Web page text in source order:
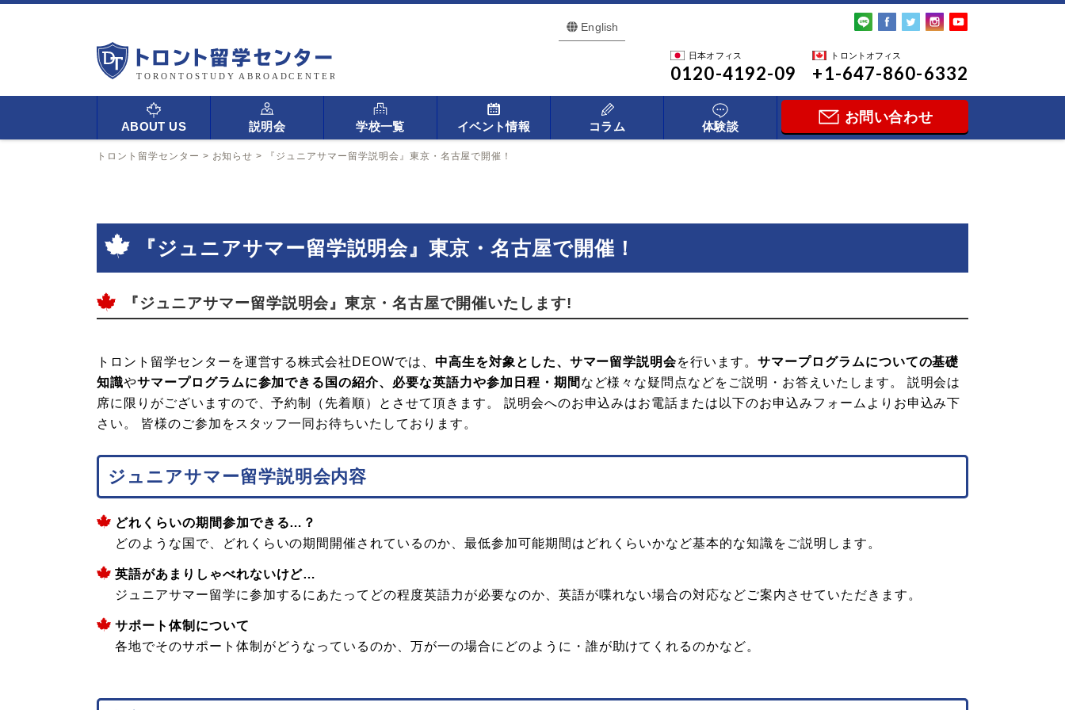
English
日本オフィス
0120-4192-09
トロントオフィス
+1-647-860-6332
ABOUT US 説明会 学校一覧 イベント情報 コラム 体験談
お問い合わせ
トロント留学センター > お知らせ > 『ジュニアサマー留学説明会』東京・名古屋で開催！
『ジュニアサマー留学説明会』東京・名古屋で開催！
『ジュニアサマー留学説明会』東京・名古屋で開催いたします!
トロント留学センターを運営する株式会社DEOWでは、 中高生を対象とした、サマー留学説明会を行います。サマープログラムについての基礎
知識やサマープログラムに参加できる国の紹介、必要な英語力や参加日程・期間 など様々な疑問点などをご説明・お答えいたします。 説明会は
席に限りがございますので、予約制（先着順）とさせて頂きます。 説明会へのお申込みはお電話または以下のお申込みフォームよりお申込み下
さい。 皆様のご参加をスタッフ一同お待ちいたしております。
ジュニアサマー留学説明会内容
どれくらいの期間参加できる…？
どのような国で、どれくらいの期間開催されているのか、最低参加可能期間はどれくらいかなど基本的な知識をご説明します。
英語があまりしゃべれないけど…
ジュニアサマー留学に参加するにあたってどの程度英語力が必要なのか、英語が喋れない場合の対応などご案内させていただきます。
サポート体制について
各地でそのサポート体制がどうなっているのか、万が一の場合にどのように・誰が助けてくれるのかなど。